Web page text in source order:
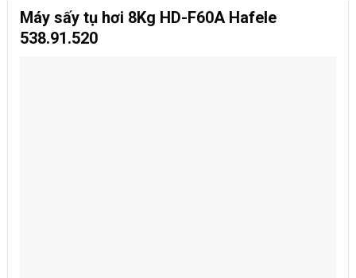
Máy sấy tụ hơi 8Kg HD-F60A Hafele
538.91.520